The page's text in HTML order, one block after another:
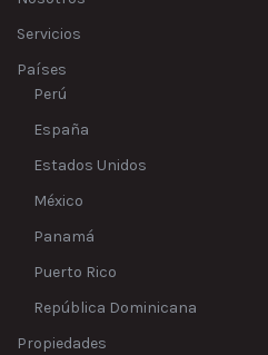
Servicios
Países
Perú
España
Estados Unidos
México
Panamá
Puerto Rico
República Dominicana
Propiedades